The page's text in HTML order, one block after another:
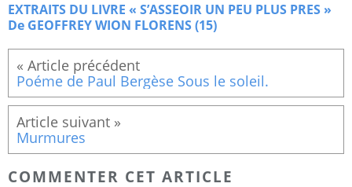
EXTRAITS DU LIVRE « S’ASSEOIR UN PEU PLUS PRES »
De GEOFFREY WION FLORENS (15)
Poéme de Paul Bergèse Sous le soleil.
Murmures
COMMENTER CET ARTICLE